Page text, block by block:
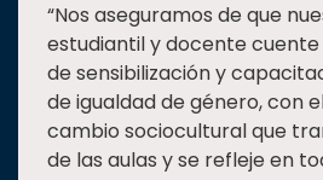
“Nos aseguramos de que
estudiantil y docente
de sensibilización y
de igualdad de género, con
cambio sociocultural que
de las aulas y se refleje en